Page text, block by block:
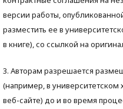
версии работы,
разместить ее в
в книге), со ссылкой на
3. Авторам разрешается
(например, в
веб-сайте) до и во время